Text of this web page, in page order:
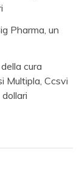
Pharma, un
cura
Multipla, Ccsvi